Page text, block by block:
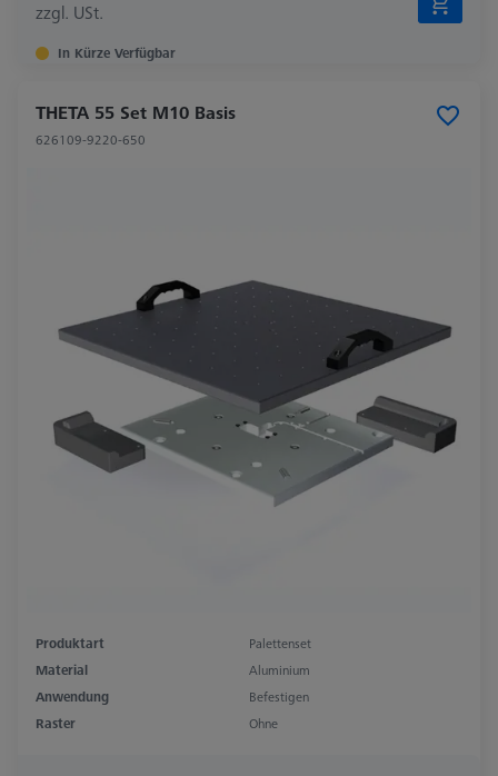
zzgl. USt.
In Kürze Verfügbar
THETA 55 Set M10 Basis
626109-9220-650
Produktart
Palettenset
Material
Aluminium
Anwendung
Befestigen
Raster
Ohne